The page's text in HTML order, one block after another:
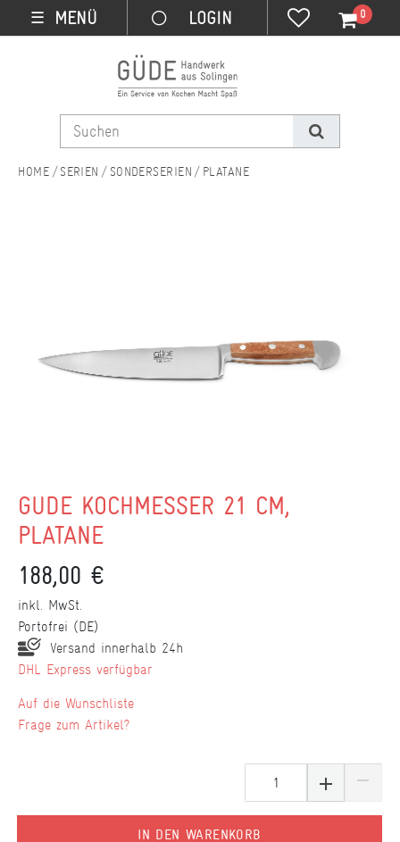
☰ MENÜ 0
SERIEN SONDERSERIEN PLATANE
GÜDE KOCHMESSER 21 CM,
PLATANE
188,00 €
inkl. MwSt.
Portofrei (DE)
Versand innerhalb 24h
DHL Express verfügbar
IN DEN WARENKORB
Wunschliste
Frage zum Artikel?